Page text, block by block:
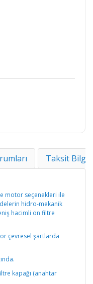
Taksit
motor seçenekleri ile
hidro-mekanik
hacimli ön filtre
çevresel şartlarda
kapağı (anahtar